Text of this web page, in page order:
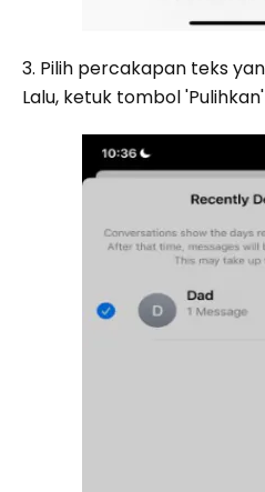
3. Pilih percakapan teks
Lalu, ketuk tombol